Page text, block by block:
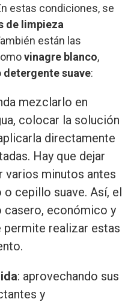
estas condiciones, se
de limpieza
están las
vinagre blanco,
detergente suave:
mezclarlo en
colocar la solución
directamente
Hay que dejar
varios minutos antes
cepillo suave. Así, el
casero, económico y
permite realizar estas
: aprovechando sus
y